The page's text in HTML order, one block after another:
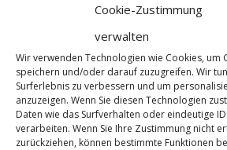
Cookie-Zustimmung
verwalten
Wir verwenden Technologien wie Cookies, um
speichern und/oder darauf zuzugreifen. Wir
Surferlebnis zu verbessern und um
anzuzeigen. Wenn Sie diesen Technologien
Daten wie das Surfverhalten oder eindeutige
verarbeiten. Wenn Sie Ihre Zustimmung nicht
zurückziehen, können bestimmte Funktionen